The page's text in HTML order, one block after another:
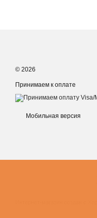
© 2026
Принимаем к оплате
Мобильная версия